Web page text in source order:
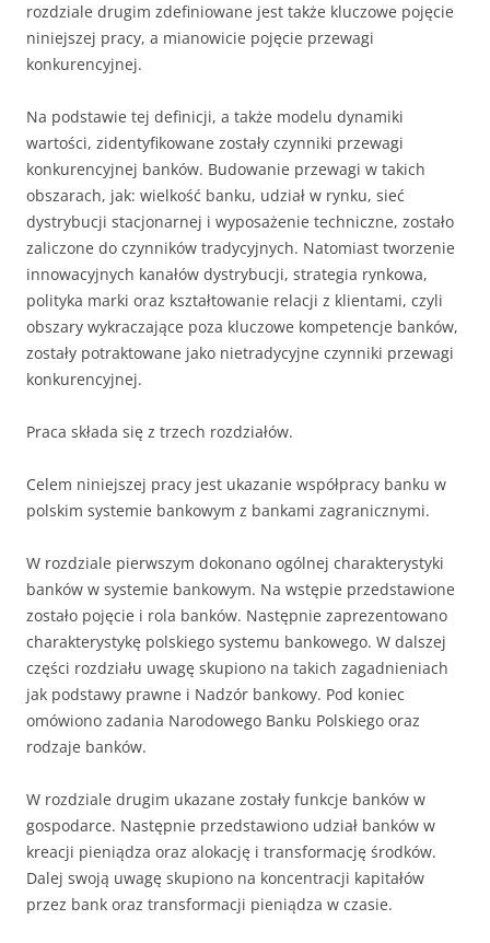
rozdziale drugim zdefiniowane jest także kluczowe pojęcie
niniejszej pracy, a mianowicie pojęcie przewagi
konkurencyjnej.
Na podstawie tej definicji, a także modelu dynamiki
wartości, zidentyfikowane zostały czynniki przewagi
konkurencyjnej banków. Budowanie przewagi w takich
obszarach, jak: wielkość banku, udział w rynku, sieć
dystrybucji stacjonarnej i wyposażenie techniczne, zostało
zaliczone do czynników tradycyjnych. Natomiast tworzenie
innowacyjnych kanałów dystrybucji, strategia rynkowa,
polityka marki oraz kształtowanie relacji z klientami, czyli
obszary wykraczające poza kluczowe kompetencje banków,
zostały potraktowane jako nietradycyjne czynniki przewagi
konkurencyjnej.
Praca składa się z trzech rozdziałów.
Celem niniejszej pracy jest ukazanie współpracy banku w
polskim systemie bankowym z bankami zagranicznymi.
W rozdziale pierwszym dokonano ogólnej charakterystyki
banków w systemie bankowym. Na wstępie przedstawione
zostało pojęcie i rola banków. Następnie zaprezentowano
charakterystykę polskiego systemu bankowego. W dalszej
części rozdziału uwagę skupiono na takich zagadnieniach
jak podstawy prawne i Nadzór bankowy. Pod koniec
omówiono zadania Narodowego Banku Polskiego oraz
rodzaje banków.
W rozdziale drugim ukazane zostały funkcje banków w
gospodarce. Następnie przedstawiono udział banków w
kreacji pieniądza oraz alokację i transformację środków.
Dalej swoją uwagę skupiono na koncentracji kapitałów
przez bank oraz transformacji pieniądza w czasie.